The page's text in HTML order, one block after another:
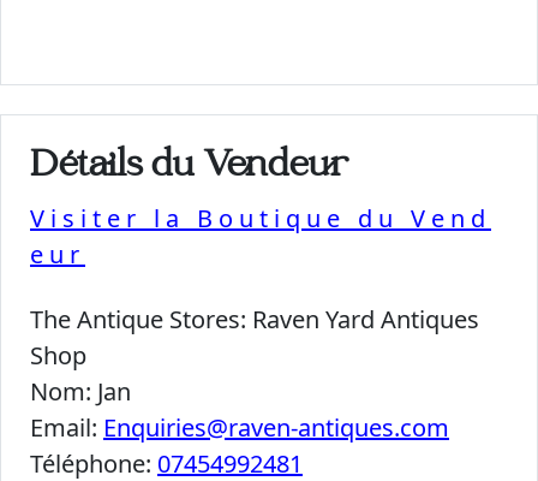
Détails du Vendeur
Visiter la Boutique du Vend
eur
The Antique Stores: Raven Yard Antiques
Shop
Nom: Jan
Email: Enquiries@raven-antiques.com
Téléphone: 07454992481